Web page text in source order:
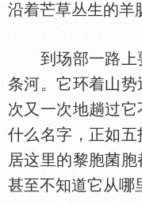
沿着芒草丛生的羊
到场部一路上
条河。它环着山
次又一次地趟过
什么名字，正如
居这里的黎胞菌
甚至不知道它从哪